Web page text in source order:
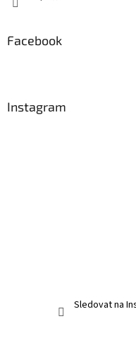
Facebook
Instagram
Sledovat na